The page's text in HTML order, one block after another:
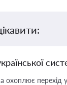
охоплює перехід